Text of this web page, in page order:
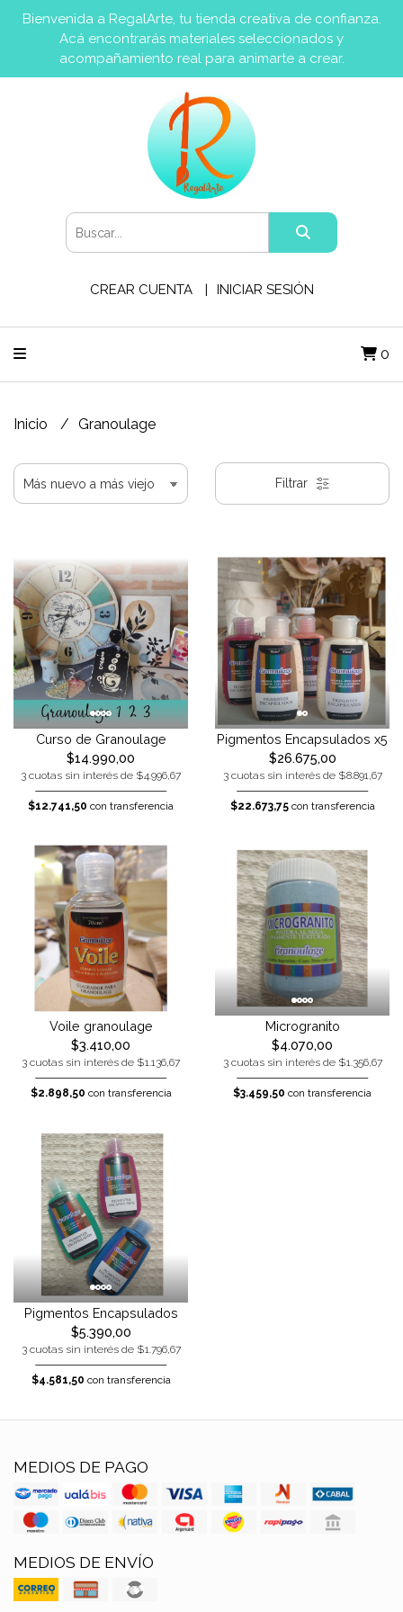
Bienvenida a RegalArte, tu tienda creativa de confianza.
Acá encontrarás materiales seleccionados y
acompañamiento real para animarte a crear.
CREAR CUENTA INICIAR SESIÓN
0
Inicio Granoulage
Filtrar
Curso de Granoulage
$14.990,00
3 cuotas sin interés de $4.996,67
$12.741,50 con transferencia
Pigmentos Encapsulados x5
$26.675,00
3 cuotas sin interés de $8.891,67
$22.673,75con transferencia
Voile granoulage
$3.410,00
3 cuotas sin interés de $1.136,67
$2.898,50 con transferencia
Microgranito
$4.070,00
3 cuotas sin interés de $1.356,67
$3.459,50 con transferencia
Pigmentos Encapsulados
$5.390,00
3 cuotas sin interés de $1.796,67
$4.581,50 con transferencia
MEDIOS DE PAGO
MEDIOS DE ENVÍO